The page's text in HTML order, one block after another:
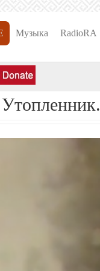
Музыка RadioRA